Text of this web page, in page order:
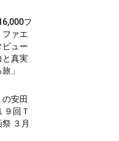
フ
ファエ
ビュー
と真実
」
の安田
９回Ｔ
３月